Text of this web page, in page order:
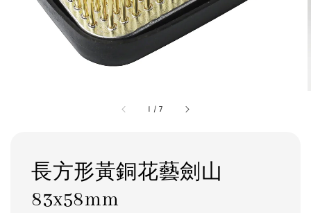
1 /7
長方形黃銅花藝劍山
83x58mm